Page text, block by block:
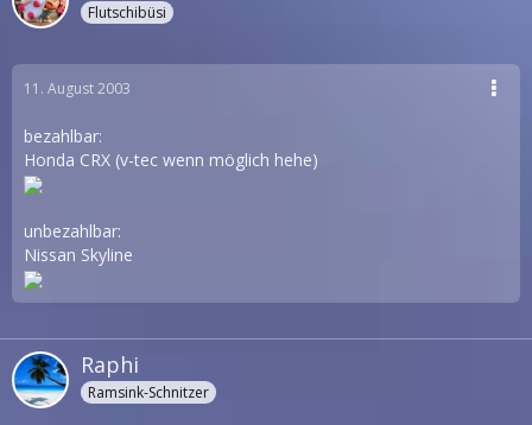
Flutschibüsi
11. August 2003
bezahlbar:
Honda CRX (v-tec wenn möglich hehe)
unbezahlbar:
Nissan Skyline
Raphi
Ramsink-Schnitzer